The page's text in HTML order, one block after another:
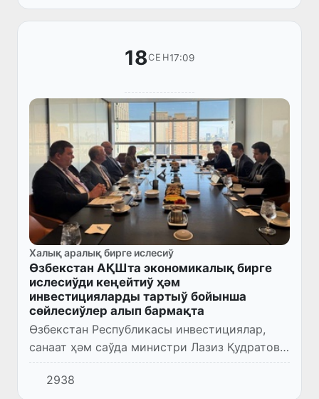
20-24-сентябрь күнлери әмелий сапар...
18СЕН17:09
Халық аралық бирге ислесиў
Өзбекстан АҚШта экономикалық бирге
ислесиўди кеңейтиў ҳәм
инвестицияларды тартыў бойынша
сөйлесиўлер алып бармақта
Өзбекстан Республикасы инвестициялар,
санаат ҳәм саўда министри Лазиз Қудратов
басшылығындағы жумысшы топар АҚШтың
жетекши компаниялары ҳәм қаржы
2938